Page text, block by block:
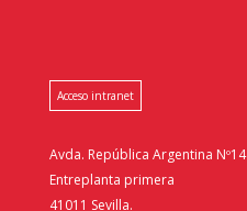
Acceso intranet
Avda. República Argentina Nº14
Entreplanta primera
41011 Sevilla.